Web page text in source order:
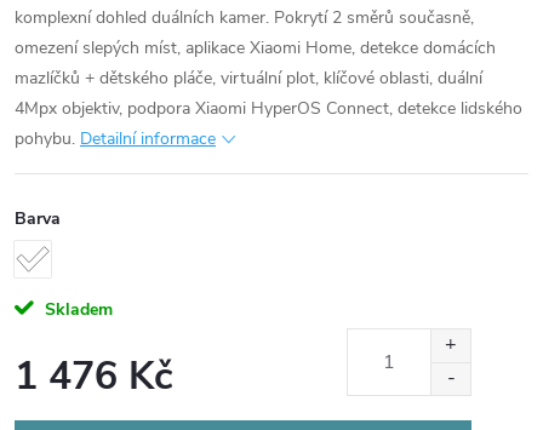
komplexní dohled duálních kamer. Pokrytí 2 směrů současně,
omezení slepých míst, aplikace Xiaomi Home, detekce domácích
mazlíčků + dětského pláče, virtuální plot, klíčové oblasti, duální
4Mpx objektiv, podpora Xiaomi HyperOS Connect, detekce lidského
pohybu. Detailní informace
Barva
Skladem
1 476 Kč